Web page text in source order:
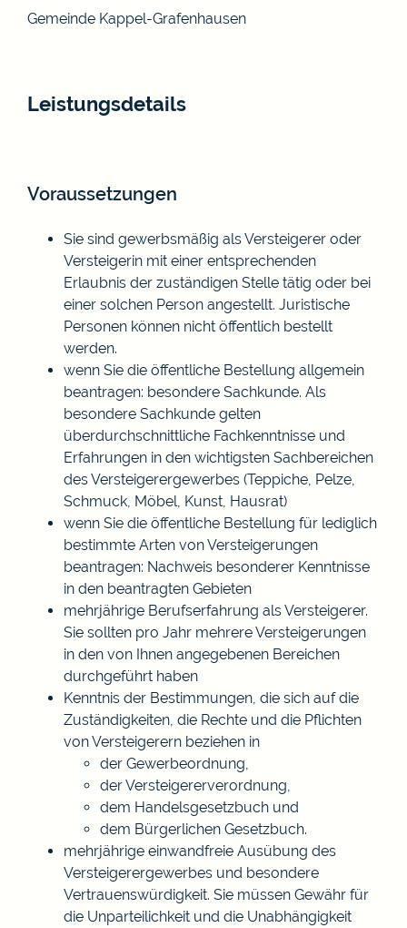
Gemeinde Kappel-Grafenhausen
Leistungsdetails
Voraussetzungen
Sie sind gewerbsmäßig als Versteigerer oder
Versteigerin mit einer entsprechenden
Erlaubnis der zuständigen Stelle tätig oder bei
einer solchen Person angestellt. Juristische
Personen können nicht öffentlich bestellt
werden.
wenn Sie die öffentliche Bestellung allgemein
beantragen: besondere Sachkunde. Als
besondere Sachkunde gelten
überdurchschnittliche Fachkenntnisse und
Erfahrungen in den wichtigsten Sachbereichen
des Versteigerergewerbes (Teppiche, Pelze,
Schmuck, Möbel, Kunst, Hausrat)
wenn Sie die öffentliche Bestellung für lediglich
bestimmte Arten von Versteigerungen
beantragen: Nachweis besonderer Kenntnisse
in den beantragten Gebieten
mehrjährige Berufserfahrung als Versteigerer.
Sie sollten pro Jahr mehrere Versteigerungen
in den von Ihnen angegebenen Bereichen
durchgeführt haben
Kenntnis der Bestimmungen, die sich auf die
Zuständigkeiten, die Rechte und die Pflichten
von Versteigerern beziehen in
der Gewerbeordnung,
der Versteigererverordnung,
dem Handelsgesetzbuch und
dem Bürgerlichen Gesetzbuch.
mehrjährige einwandfreie Ausübung des
Versteigerergewerbes und besondere
Vertrauenswürdigkeit. Sie müssen Gewähr für
die Unparteilichkeit und die Unabhängigkeit